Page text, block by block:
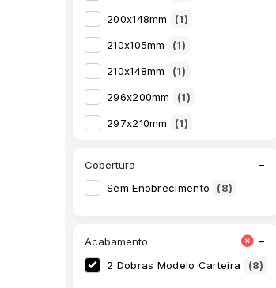
200x148mm (1)
210x105mm (1)
210x148mm (1)
296x200mm (1)
297x210mm (1)
Cobertura −
Sem Enobrecimento (8)
Acabamento −
2 Dobras Modelo Carteira (8)